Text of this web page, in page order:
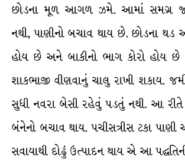
છોડના મૂળ આગળ ઝમે. આમાં સમગ્ર
નથી, પાણીનો બચાવ થાય છે. છોડના
હોય છે અને બાકીનો ભાગ કોરો હોય
શાકભાજી વીણવાનું ચાલુ રાખી શકાય.
સુધી નવરા બેસી રહેવું પડતું નથી. આ
બંનેનો બચાવ થાય. પચીસત્રીસ ટકા
સવાયાથી દોઢું ઉત્પાદન થાય એ આ